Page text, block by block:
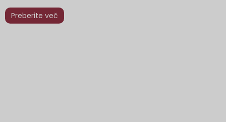
Preberite več